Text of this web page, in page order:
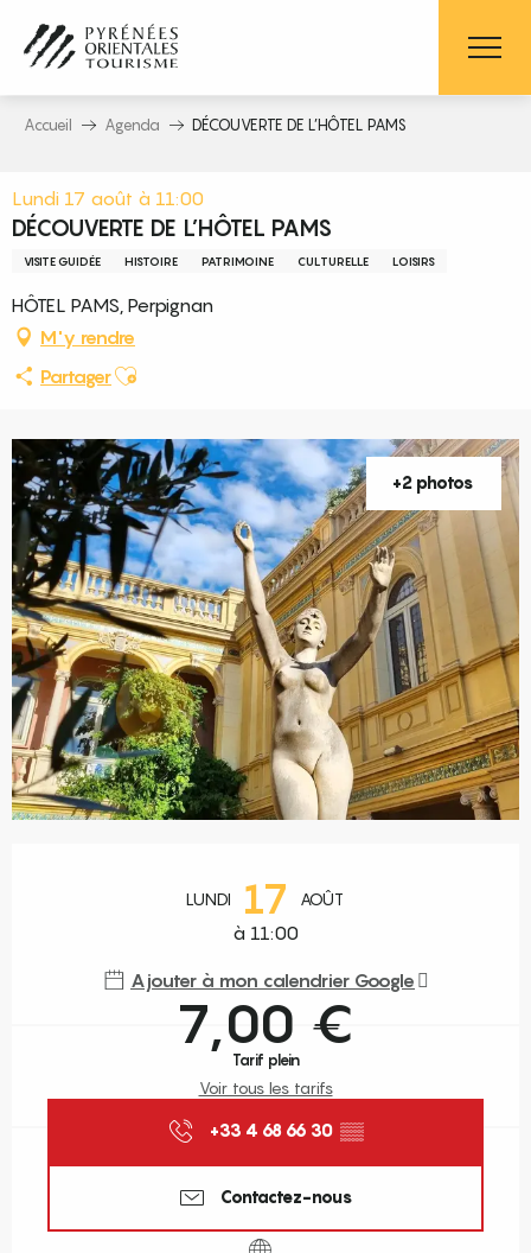
contenu
principal
Accueil Agenda DÉCOUVERTE DE L’HÔTEL PAMS
Lundi 17 août à 11:00
DÉCOUVERTE DE L’HÔTEL PAMS
VISITE GUIDÉE HISTOIRE PATRIMOINE CULTURELLE LOISIRS
HÔTEL PAMS, Perpignan
M'y rendre
PartagerAjouter aux favoris
+2 photos
LUNDI 17 AOÛT
à 11:00
Ajouter à mon calendrier Google
7,00 €
Tarif plein
Voir tous les tarifs
+33 4 68 66 30 ▒▒
Contactez-nous